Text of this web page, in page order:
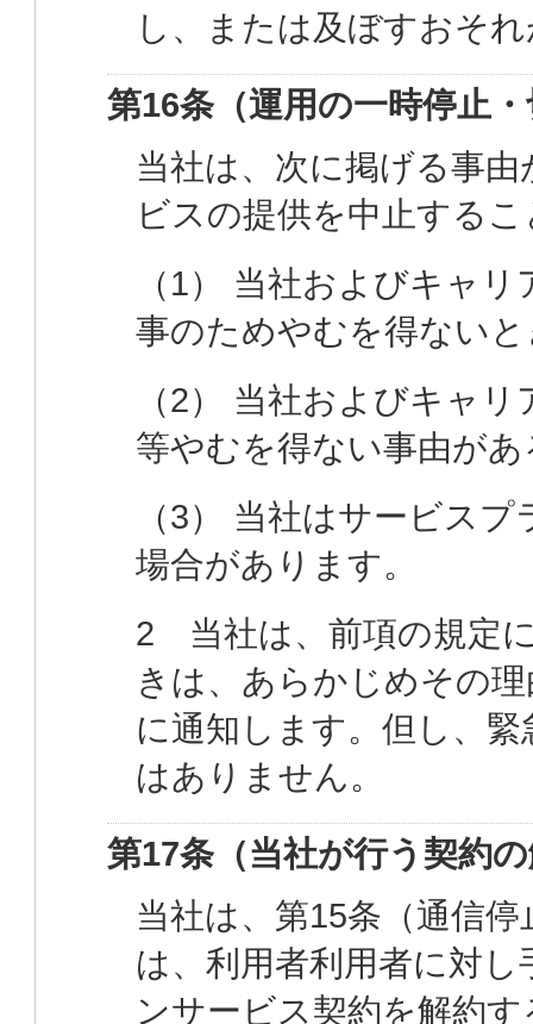
し、または及ぼすおそ
第16条（運用の一時停止
当社は、次に掲げる事
ビスの提供を中止する
（1） 当社およびキャ
事のためやむを得ない
（2） 当社およびキャ
等やむを得ない事由が
（3） 当社はサービス
場合があります。
2 当社は、前項の規定
きは、あらかじめその
に通知します。但し、
はありません。
第17条（当社が行う契約
当社は、第15条（通信
は、利用者利用者に対
ンサービス契約を解約